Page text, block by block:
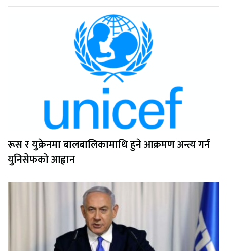
रूस र युक्रेनमा बालबालिकामाथि हुने आक्रमण अन्त्य गर्न
युनिसेफको आह्वान